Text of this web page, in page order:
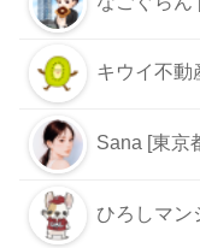
キウイ不動
Sana [東京
ひろしマン